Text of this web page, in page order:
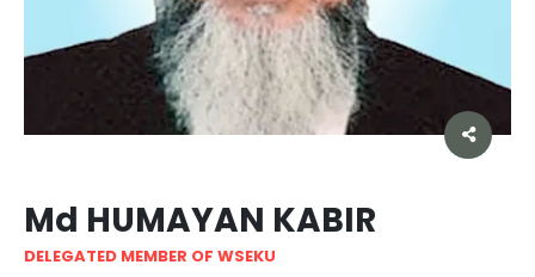
Md HUMAYAN KABIR
DELEGATED MEMBER OF WSEKU